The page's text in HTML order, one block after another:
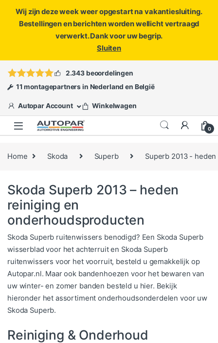
Wij zijn deze week weer opgestart na vakantiesluiting.
Bestellingen en berichten worden wellicht vertraagd
verwerkt. Dank voor uw begrip.
Sluiten
ofopen een ticket
2.343 beoordelingen
11 montagepartners in Nederland en België
Autopar Account Winkelwagen
0
Home Skoda Superb Superb 2013 - heden
Skoda Superb 2013 – heden
reiniging en
onderhoudsproducten
Skoda Superb ruitenwissers benodigd? Een Skoda Superb
wisserblad voor het achterruit en Skoda Superb
ruitenwissers voor het voorruit, besteld u gemakkelijk op
Autopar.nl. Maar ook bandenhoezen voor het bewaren van
uw winter- en zomer banden besteld u hier. Bekijk
hieronder het assortiment onderhoudsonderdelen voor uw
Skoda Superb.
Reiniging & Onderhoud